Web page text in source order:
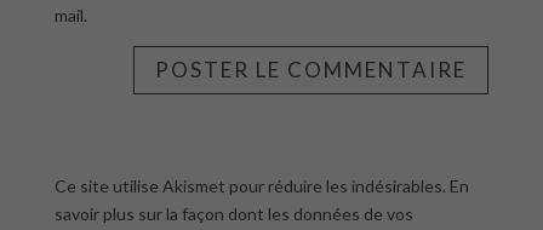
mail.
Ce site utilise Akismet pour réduire les indésirables. En
savoir plus sur la façon dont les données de vos